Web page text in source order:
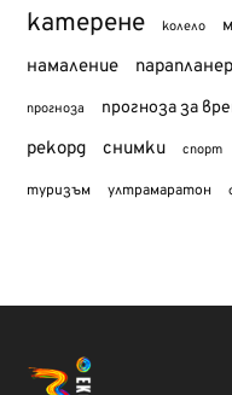
катерене колело
намаление
прогноза прогноза за
рекорд снимки спорт
туризъм ултрамаратон